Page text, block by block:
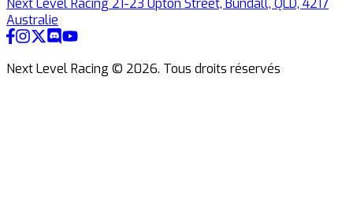
Next Level Racing 21-23 Upton Street, Bundall, QLD, 4217
Australie
Next Level Racing © 2026. Tous droits réservés